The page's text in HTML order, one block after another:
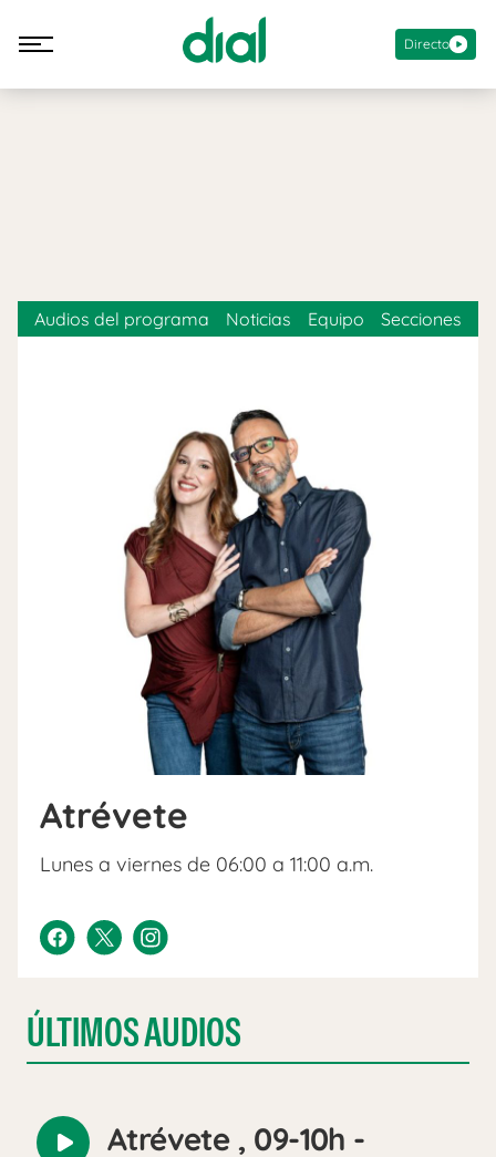
Directo
Atrévete
Lunes a viernes de 06:00 a 11:00 a.m.
Audios del programa Noticias Equipo Secciones
ÚLTIMOS AUDIOS
Atrévete , 09-10h -